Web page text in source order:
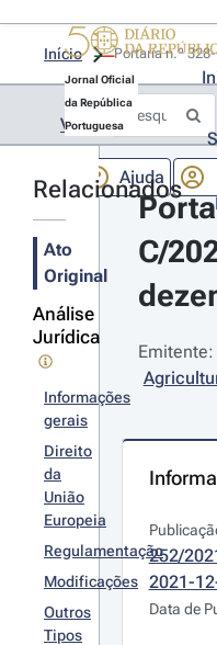
Jornal Oficial
da República
Portuguesa
Ajuda
Início
Voltar
Relacionados
Ato
Original
Análise
Jurídica
Informações
gerais
Direito
da
União
Europeia
Regulamentação
Modificações
Outros
Tipos
C/
Emitente:
252/
2021-
Data de